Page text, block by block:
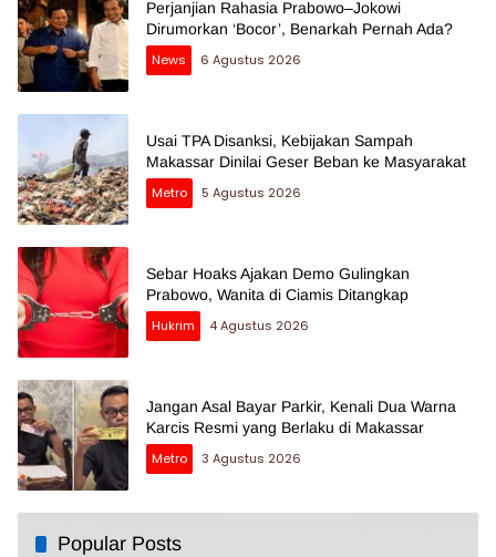
Perjanjian Rahasia Prabowo–Jokowi
Dirumorkan ‘Bocor’, Benarkah Pernah Ada?
News
6 Agustus 2026
Usai TPA Disanksi, Kebijakan Sampah
Makassar Dinilai Geser Beban ke Masyarakat
Metro
5 Agustus 2026
Sebar Hoaks Ajakan Demo Gulingkan
Prabowo, Wanita di Ciamis Ditangkap
Hukrim
4 Agustus 2026
Jangan Asal Bayar Parkir, Kenali Dua Warna
Karcis Resmi yang Berlaku di Makassar
Metro
3 Agustus 2026
Popular Posts